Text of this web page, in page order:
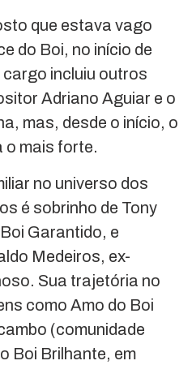
que estava vago
do Boi, no início de
incluiu outros
Adriano Aguiar e o
mas, desde o início, o
o mais forte.
no universo dos
é sobrinho de Tony
Garantido, e
Medeiros, ex-
Sua trajetória no
como Amo do Boi
(comunidade
Boi Brilhante, em